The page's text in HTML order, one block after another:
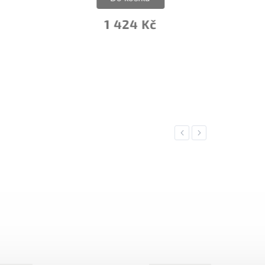
2 511 Kč
Previous
Next